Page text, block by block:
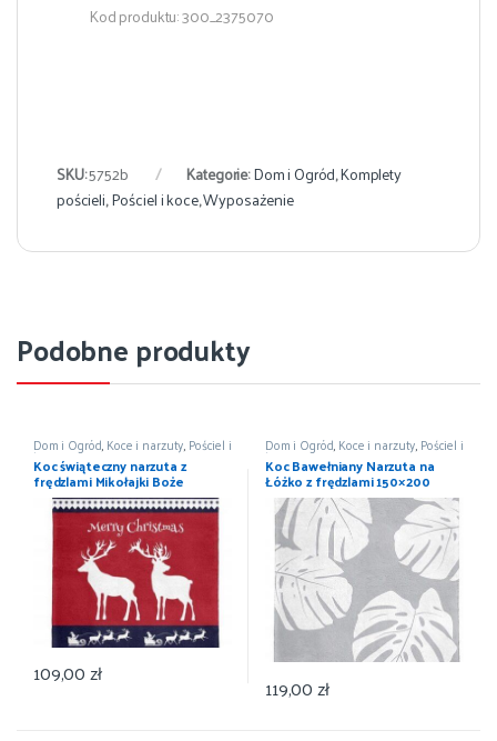
Kod produktu: 300_2375070
SKU:5752b Kategorie:Dom i Ogród,Komplety
pościeli,Pościel i koce,Wyposażenie
Podobne produkty
Dom i Ogród, Koce i narzuty, Pościel i
koce,Wyposażenie
Koc świąteczny narzuta z
frędzlami Mikołajki Boże
Narodzenie 150×200
109,00zł
Dom i Ogród, Koce i narzuty, Pościel i
koce,Wyposażenie
Koc Bawełniany Narzuta na
Łóżko z frędzlami 150×200
119,00zł